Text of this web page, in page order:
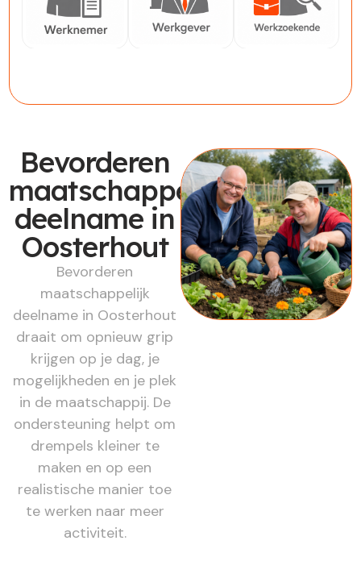
Bevorderen
maatschappelijk
deelname in
Oosterhout
Bevorderen
maatschappelijk
deelname in Oosterhout
draait om opnieuw grip
krijgen op je dag, je
mogelijkheden en je plek
in de maatschappij. De
ondersteuning helpt om
drempels kleiner te
maken en op een
realistische manier toe
te werken naar meer
activiteit.